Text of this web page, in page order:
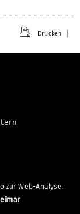
Drucken
zur Web-Analyse.